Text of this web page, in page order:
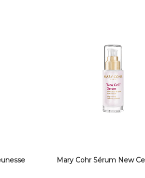
Mary Cohr Sérum New